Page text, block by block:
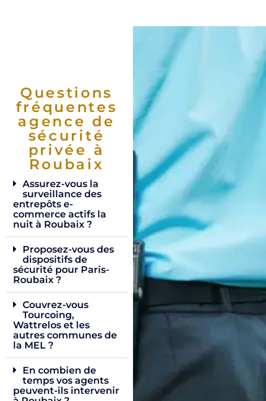
Questions
fréquentes
agence de
sécurité
privée à
Roubaix
Assurez-vous la
surveillance des
entrepôts e-
commerce actifs la
nuit à Roubaix ?
Proposez-vous des
dispositifs de
sécurité pour Paris-
Roubaix ?
Couvrez-vous
Tourcoing,
Wattrelos et les
autres communes de
la MEL ?
En combien de
temps vos agents
peuvent-ils intervenir